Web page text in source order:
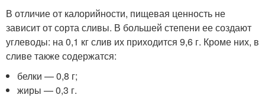
В отличие от калорийности, пищевая ценность не
зависит от сорта сливы. В большей степени ее создают
углеводы: на 0,1 кг слив их приходится 9,6 г. Кроме них, в
сливе также содержатся:
белки — 0,8 г;
жиры — 0,3 г.